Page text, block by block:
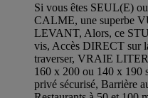
Si vous êtes SEUL(E)
CALME, une superbe
LEVANT, Alors, ce
vis, Accès DIRECT sur
traverser, VRAIE
160 x 200 ou 140 x 190
privé sécurisé, Barrière